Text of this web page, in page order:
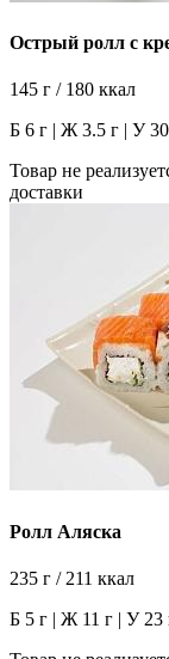
Острый ролл с
145 г / 180 ккал
Б 6 г | Ж 3.5 г | У
Товар не
доставки
Ролл Аляска
235 г / 211 ккал
Б 5 г | Ж 11 г | У 23